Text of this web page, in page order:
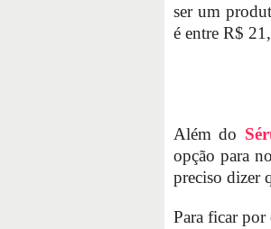
ser um
é entre R$
Além do
opção para
preciso dizer
Para ficar por